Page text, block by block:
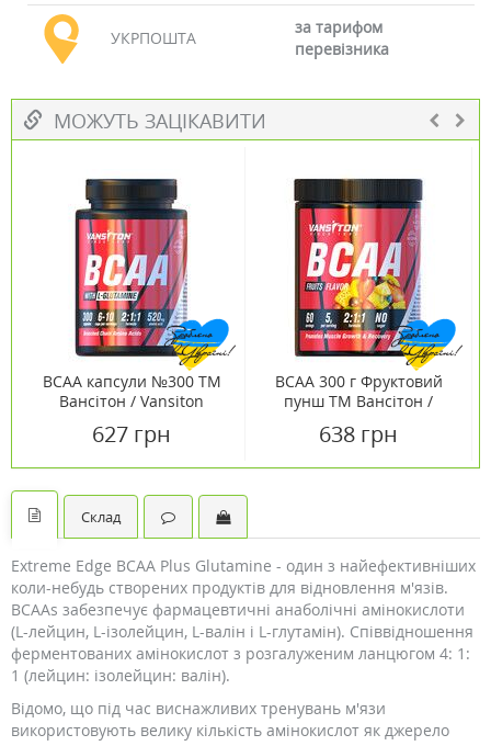
УКРПОШТА
за тарифом
перевізника
МОЖУТЬ ЗАЦІКАВИТИ
ВСАА капсули №300 ТМ
Вансітон / Vansiton
627 грн
BCAA 300 г Фруктовий
пунш ТМ Вансітон /
638 грн
Склад
Extreme Edge BCAA Plus Glutamine - один з найефективніших
коли-небудь створених продуктів для відновлення м'язів.
BCAAs забезпечує фармацевтичні анаболічні амінокислоти
(L-лейцин, L-ізолейцин, L-валін і L-глутамін). Співвідношення
ферментованих амінокислот з розгалуженим ланцюгом 4: 1:
1 (лейцин: ізолейцин: валін).
Відомо, що під час виснажливих тренувань м'язи
використовують велику кількість амінокислот як джерело